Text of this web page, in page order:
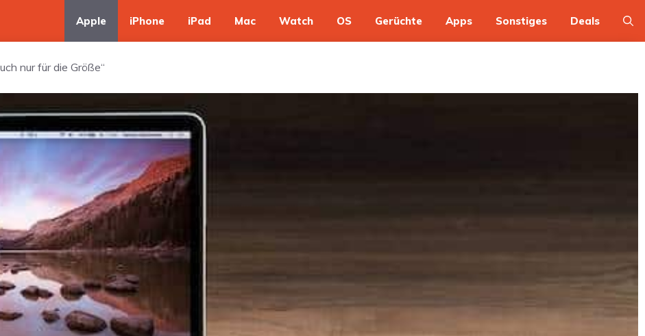
Apple iPhone iPad Mac Watch OS Gerüchte Apps Sonstiges Deals
nur für die Größe“